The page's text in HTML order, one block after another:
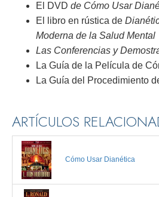
El DVD de Cómo Usar
El libro en rústica de
Moderna de la Salud Mental
Las Conferencias y
La Guía de la Película de
La Guía del Procedimiento
ARTÍCULOS
Cómo Usar Dianética